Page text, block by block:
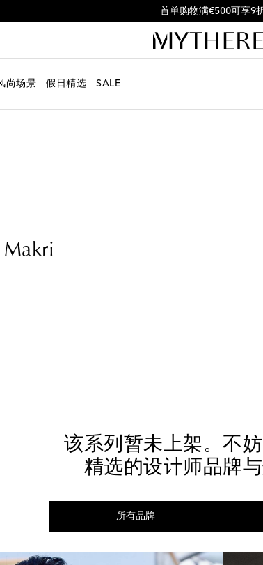
首单购物满€500可享9
尚场景 假日精选 SALE
Makri
该系列暂未上架。不
精选的设计师品牌与
所有品牌